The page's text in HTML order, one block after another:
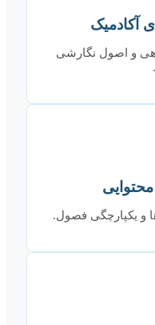
آکادمیک
و اصول نگارشی
و یکپارچگی فصول.